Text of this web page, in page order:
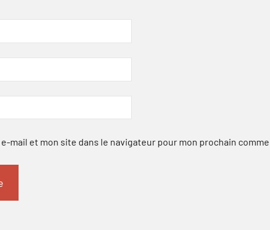
mail et mon site dans le navigateur pour mon prochain